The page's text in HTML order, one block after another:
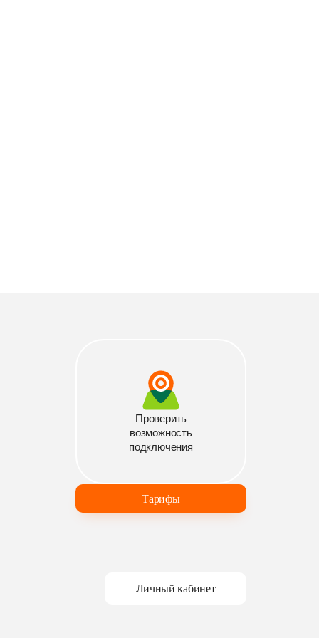
Проверить
возможность
подключения
Тарифы
Личный кабинет